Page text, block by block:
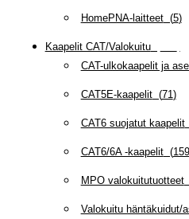
HomePNA-laitteet(5)
Kaapelit CAT/Valokuitu(
CAT-ulkokaapelit ja
CAT5E-kaapelit(71)
CAT6 suojatut kaapelit
CAT6/6A -kaapelit(159
MPO valokuitutuotteet
Valokuitu häntäkuidut/